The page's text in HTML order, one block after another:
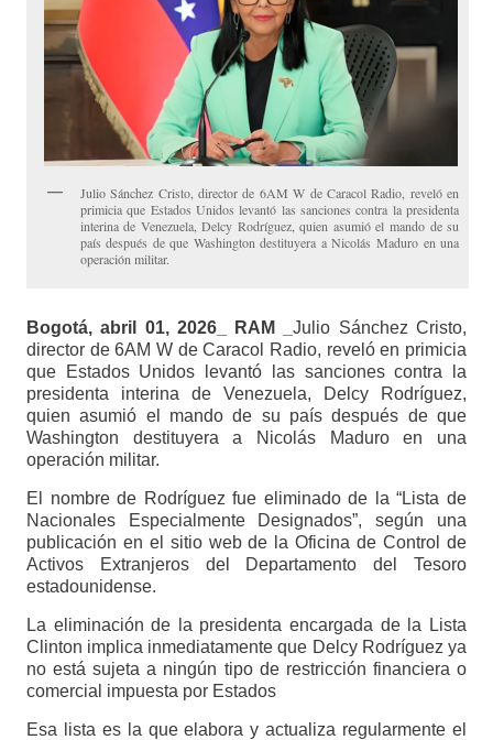
Julio Sánchez Cristo, director de 6AM W de Caracol Radio, reveló en
primicia que Estados Unidos levantó las sanciones contra la presidenta
interina de Venezuela, Delcy Rodríguez, quien asumió el mando de su
país después de que Washington destituyera a Nicolás Maduro en una
operación militar.
Bogotá, abril 01, 2026_ RAM _Julio Sánchez Cristo,
director de 6AM W de Caracol Radio, reveló en primicia
que Estados Unidos levantó las sanciones contra la
presidenta interina de Venezuela, Delcy Rodríguez,
quien asumió el mando de su país después de que
Washington destituyera a Nicolás Maduro en una
operación militar.
El nombre de Rodríguez fue eliminado de la “Lista de
Nacionales Especialmente Designados”, según una
publicación en el sitio web de la Oficina de Control de
Activos Extranjeros del Departamento del Tesoro
estadounidense.
La eliminación de la presidenta encargada de la Lista
Clinton implica inmediatamente que Delcy Rodríguez ya
no está sujeta a ningún tipo de restricción financiera o
comercial impuesta por Estados
Esa lista es la que elabora y actualiza regularmente el